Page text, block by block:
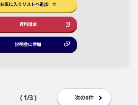
お気に入りリストへ追加
資料請求
説明会に参加
次の8件
( 1/3 )